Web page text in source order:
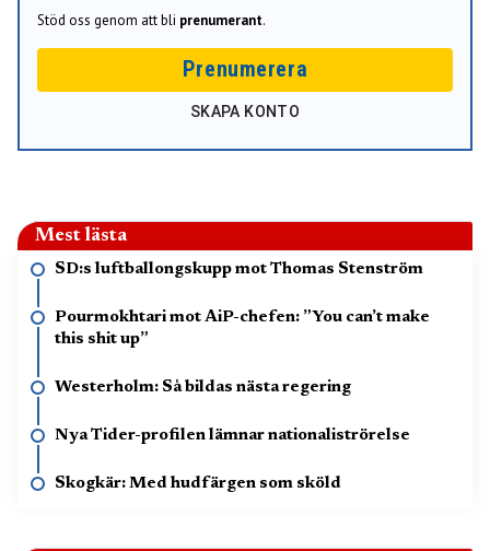
Stöd oss genom att bli prenumerant.
Prenumerera
SKAPA KONTO
Mest lästa
SD:s luftballongskupp mot Thomas Stenström
Pourmokhtari mot AiP-chefen: ”You can’t make
this shit up”
Westerholm: Så bildas nästa regering
Nya Tider-profilen lämnar nationaliströrelse
Skogkär: Med hudfärgen som sköld